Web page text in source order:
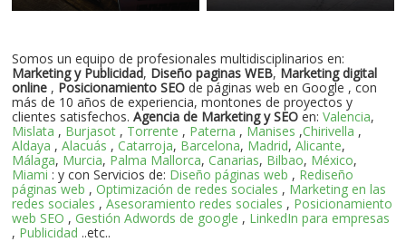
Somos un equipo de profesionales multidisciplinarios en:
Marketing y Publicidad, Diseño paginas WEB, Marketing digital
online , Posicionamiento SEO de páginas web en Google , con
más de 10 años de experiencia, montones de proyectos y
clientes satisfechos.Agencia de Marketing y SEO en:Valencia,
Mislata , Burjasot , Torrente , Paterna , Manises ,Chirivella ,
Aldaya ,Alacuás ,Catarroja, Barcelona, Madrid,Alicante,
Málaga, Murcia, Palma Mallorca,Canarias, Bilbao, México,
Miami : y con Servicios de: Diseño páginas web , Rediseño
páginas web ,Optimización de redes sociales , Marketing en las
redes sociales ,Asesoramiento redes sociales , Posicionamiento
web SEO , Gestión Adwords de google , LinkedIn para empresas
, Publicidad ..etc..